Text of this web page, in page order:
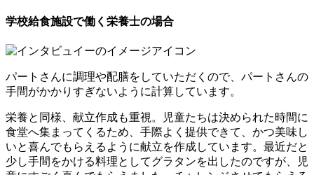
学校給食施設で働く栄養士の場合
パートさんに調理や配膳をしていただくので、 パートさんの
手間がかかりすぎないように計算しています。
栄養と同様、献立作成も重視。児童たちは決められた時間に
食堂へ集まってくるため、手際よく提供できて、かつ美味し
いと喜んでもらえるように献立を作成しています。最近だと
少し手間をかける料理としてグラタンを出したのですが、児